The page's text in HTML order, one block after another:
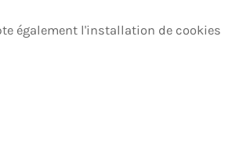
également l'installation de cookies